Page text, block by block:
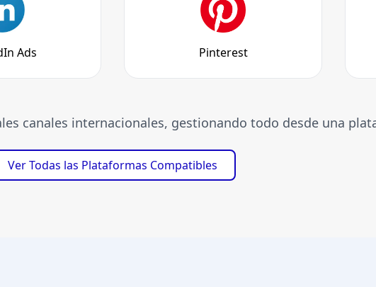
Ads Pinterest
canales internacionales, gestionando todo desde una
Ver Todas las Plataformas Compatibles